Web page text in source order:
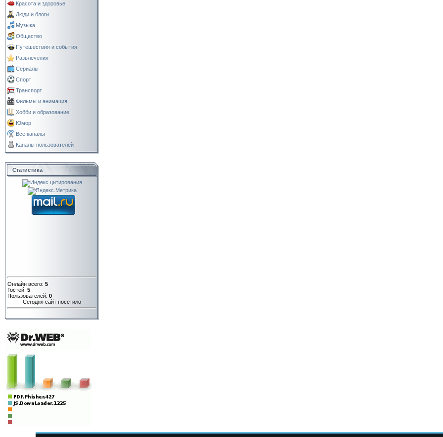
Красота и здоровье
Люди и блоги
Музыка
Общество
Путешествия и события
Развлечения
Сериалы
Спорт
Транспорт
Фильмы и анимация
Хобби и образование
Юмор
Все каналы
Каналы пользователей
Статистика
Онлайн всего: 5
Гостей: 5
Пользователей: 0
Сегодня сайт посетило